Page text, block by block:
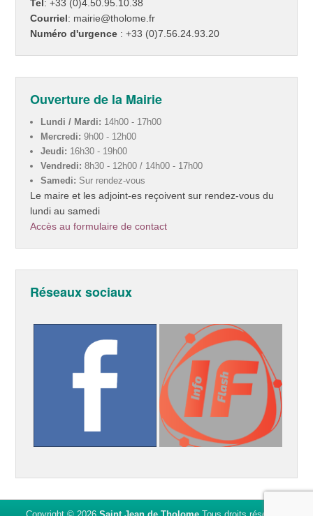
Tel: +33 (0)4.50.95.10.38
Courriel: mairie@tholome.fr
Numéro d'urgence : +33 (0)7.56.24.93.20
Ouverture de la Mairie
Lundi / Mardi: 14h00 - 17h00
Mercredi: 9h00 - 12h00
Jeudi: 16h30 - 19h00
Vendredi: 8h30 - 12h00 / 14h00 - 17h00
Samedi: Sur rendez-vous
Le maire et les adjoint-es reçoivent sur rendez-vous du
lundi au samedi
Accès au formulaire de contact
Réseaux sociaux